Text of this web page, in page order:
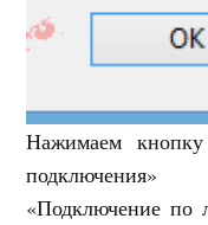
Нажимаем
«Подключение по